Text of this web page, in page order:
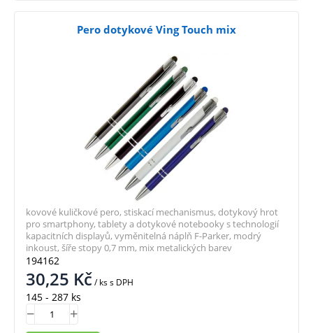
Pero dotykové Ving Touch mix
194162
30,25 Kč/ kss DPH
145 - 287 ks
kovové kuličkové pero, stiskací mechanismus, dotykový hrot
pro smartphony, tablety a dotykové notebooky s technologií
kapacitních displayů, vyměnitelná náplň F-Parker, modrý
inkoust, šíře stopy 0,7 mm, mix metalických barev